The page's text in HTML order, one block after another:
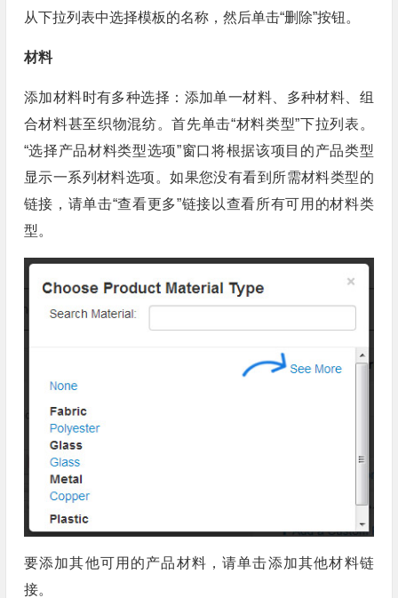
从下拉列表中选择模板的名称，然后单击“删除”按钮。
材料
添加材料时有多种选择：添加单一材料、多种材料、组
合材料甚至织物混纺。首先单击“材料类型”下拉列表。
“选择产品材料类型选项”窗口将根据该项目的产品类型
显示一系列材料选项。如果您没有看到所需材料类型的
链接，请单击“查看更多”链接以查看所有可用的材料类
型。
要添加其他可用的产品材料，请单击添加其他材料链
接。